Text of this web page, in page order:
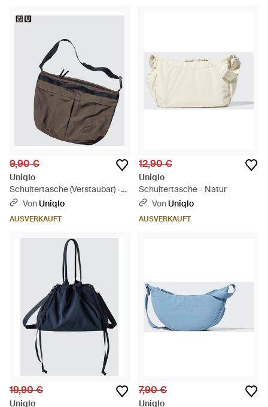
9,90 €
Uniqlo
Schultertasche (Verstaubar) -
Mehrfarbig
VonUniqlo
AUSVERKAUFT
12,90 €
Uniqlo
Schultertasche - Natur
VonUniqlo
AUSVERKAUFT
19,90 €
Uniqlo
7,90 €
Uniqlo